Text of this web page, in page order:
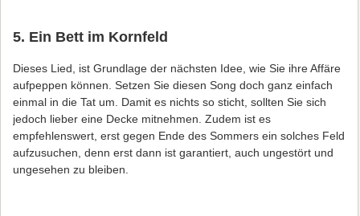
5. Ein Bett im Kornfeld
Dieses Lied, ist Grundlage der nächsten Idee, wie Sie ihre Affäre
aufpeppen können. Setzen Sie diesen Song doch ganz einfach
einmal in die Tat um. Damit es nichts so sticht, sollten Sie sich
jedoch lieber eine Decke mitnehmen. Zudem ist es
empfehlenswert, erst gegen Ende des Sommers ein solches Feld
aufzusuchen, denn erst dann ist garantiert, auch ungestört und
ungesehen zu bleiben.